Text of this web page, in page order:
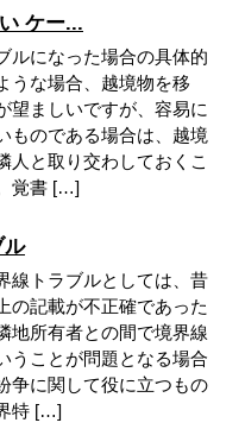
ケー...
ルになった場合の具体的
うな場合、越境物を移
望ましいですが、容易に
ものである場合は、越境
人と取り交わしておくこ
覚書 […]
ル
線トラブルとしては、昔
の記載が不正確であった
地所有者との間で境界線
うことが問題となる場合
争に関して役に立つもの
特 […]